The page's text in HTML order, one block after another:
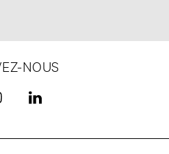
NOUS